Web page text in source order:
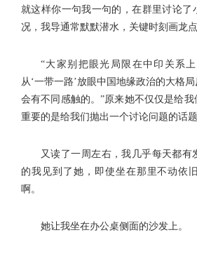
就这样你一句我一句的，在群里讨论了
况，我导通常默默潜水，关键时刻画龙点
“大家别把眼光局限在中印关系
从‘一带一路’放眼中国地缘政治的大格
会有不同感触的。”原来她不仅仅是给
重要的是给我们抛出一个讨论问题的话题
又读了一周左右，我几乎每天都有
的我见到了她，即使坐在那里不动依
啊。
她让我坐在办公桌侧面的沙发上。